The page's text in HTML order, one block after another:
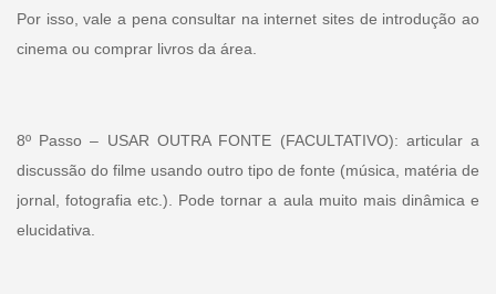
Por isso, vale a pena consultar na internet sites de introdução ao
cinema ou comprar livros da área.
8º Passo – USAR OUTRA FONTE (FACULTATIVO): articular a
discussão do filme usando outro tipo de fonte (música, matéria de
jornal, fotografia etc.). Pode tornar a aula muito mais dinâmica e
elucidativa.